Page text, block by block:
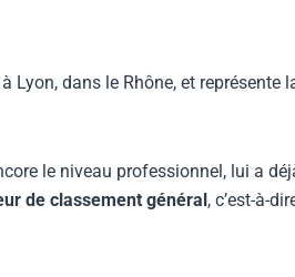
dans le Rhône, et représente
le niveau professionnel, lui a
de classement général, c’est-à-